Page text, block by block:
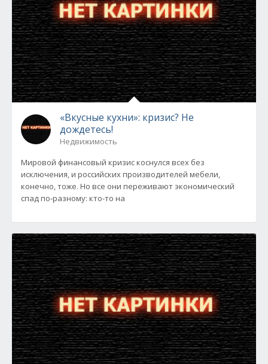
«Вкусные кухни»: кризис? Не
дождетесь!
Недвижимость
Мировой финансовый кризис коснулся всех без
исключения, и российских производителей мебели,
конечно, тоже. Но все они переживают экономический
спад по-разному: кто-то на